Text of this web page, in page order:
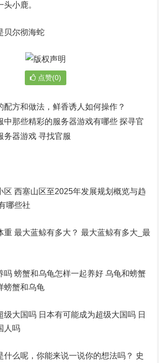
小鹿。
贝尔彻海蛇
点赞(0)
配方和做法，鲜香诱人如何操作？
中那些精彩的服务器游戏有哪些 探寻官
务器游戏 寻找官服
区 西塞山区至2025年发展规划概览与趋
哪些社
重 最大蓝鲸有多大？ 最大蓝鲸有多大_最
吗 螃蟹和乌龟怎样一起养好 乌龟和螃蟹
螃蟹和乌龟
级大国吗 日本有可能成为超级大国吗 日
人吗
什么呢，你能来说一说你的想法吗？ 史